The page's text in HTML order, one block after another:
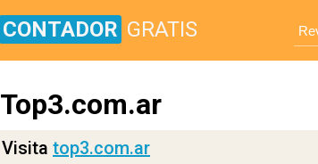
CONTADOR GRATIS
Top3.com.ar
Visita top3.com.ar